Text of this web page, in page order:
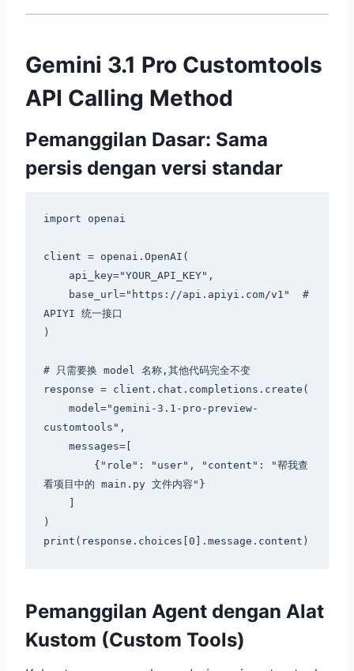
Gemini 3.1 Pro Customtools
API Calling Method
Pemanggilan Dasar: Sama
persis dengan versi standar
import openai
client = openai.OpenAI(
APIYI 统一接口
)
# 只需要换 model 名称,其他代码完全不变
response = client.chat.completions.create(
customtools",
看项目中的 main.py 文件内容"}
)
Pemanggilan Agent dengan Alat
Kustom (Custom Tools)